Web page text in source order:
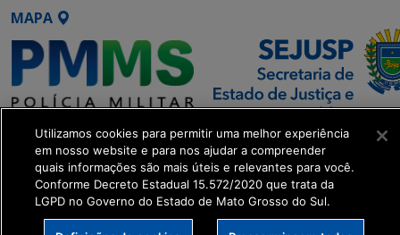
MAPA
SETDIG | Secretaria-Executiva
de Transformação Digital
get_footer();
Utilizamos cookies para permitir uma melhor experiência
em nosso website e para nos ajudar a compreender
quais informações são mais úteis e relevantes para você.
Conforme Decreto Estadual 15.572/2020 que trata da
LGPD no Governo do Estado de Mato Grosso do Sul.